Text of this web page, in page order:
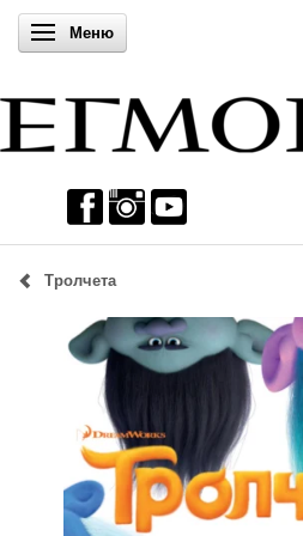
Включи навигацията
Меню
Тролчета